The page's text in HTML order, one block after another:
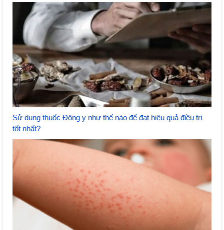
Sử dụng thuốc Đông y như thế nào để đạt hiệu quả điều trị
tốt nhất?